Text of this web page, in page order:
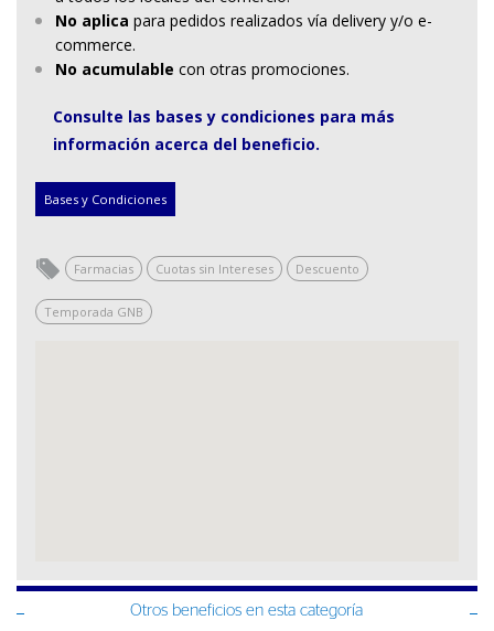
No aplica para pedidos realizados vía delivery y/o e-
commerce.
No acumulable con otras promociones.
Consulte las bases y condiciones para más
información acerca del beneficio.
Bases y Condiciones
Farmacias Cuotas sin Intereses Descuento
Temporada GNB
Otros beneficios en esta categoría